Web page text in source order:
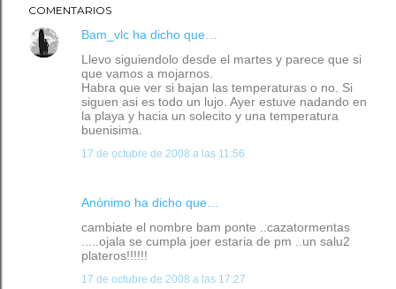
COMENTARIOS
Bam_vlc ha dicho que…
Llevo siguiendolo desde el martes y parece que si
que vamos a mojarnos.
Habra que ver si bajan las temperaturas o no. Si
siguen asi es todo un lujo. Ayer estuve nadando en
la playa y hacia un solecito y una temperatura
buenisima.
17 de octubre de 2008 a las 11:56
Anónimo ha dicho que…
cambiate el nombre bam ponte ..cazatormentas
.....ojala se cumpla joer estaria de pm ..un salu2
plateros!!!!!!
17 de octubre de 2008 a las 17:27